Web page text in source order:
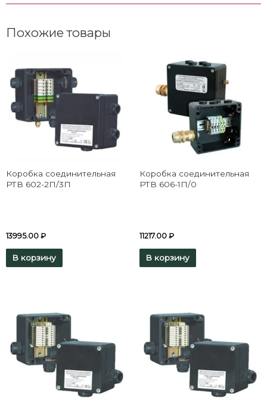
Похожие товары
Коробка соединительная
РТВ 602-2П/3П
13995.00 ₽
В корзину
Коробка соединительная
РТВ 606-1П/0
11217.00 ₽
В корзину